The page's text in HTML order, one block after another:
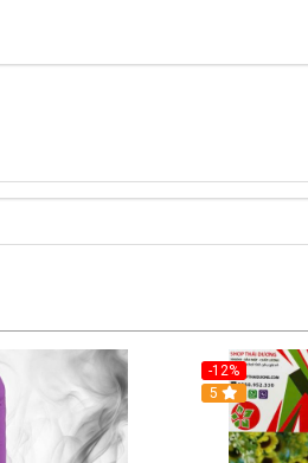
-12%
5